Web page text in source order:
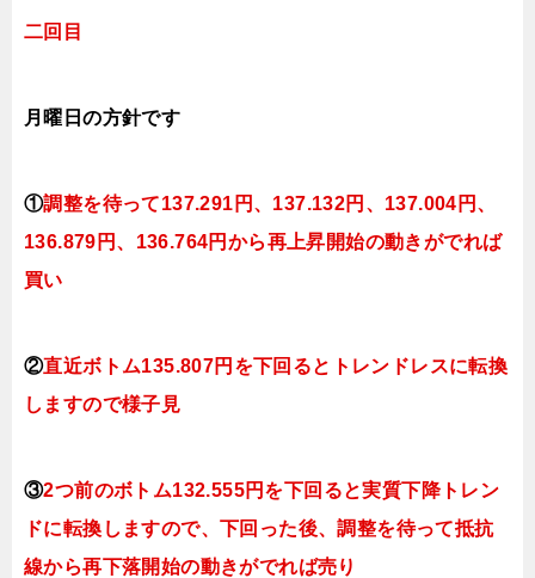
二回目
月曜日の方針です
①調整を待って137.291円 、137.132円、137.004円、
136.879円、136.764円 から再上昇開始の動きがでれば
買い
②直近ボトム135.807円を下回るとトレンドレスに転換
しますので様子見
③2つ前のボトム132.555円を下回ると実質下降トレン
ドに転換 しますので、下回った後、調整を待って抵抗
線から再下落開始の動きがでれば売り